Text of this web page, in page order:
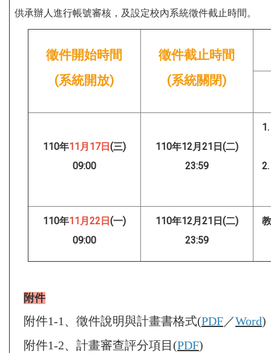
供承辦人進行帳號審核，及設定校內系統徵件截止時間。
徵件開始時間
(系統開放)
徵件截止時間
(系統關閉)
110年11月17日(三)
09:00
110年12月21日(二)
23:59
110年11月22日(一)
09:00
110年12月21日(二)
23:59
附件
附件1-1、徵件說明與計畫書格式(PDF／Word)
附件1-2、計畫審查評分項目(PDF)